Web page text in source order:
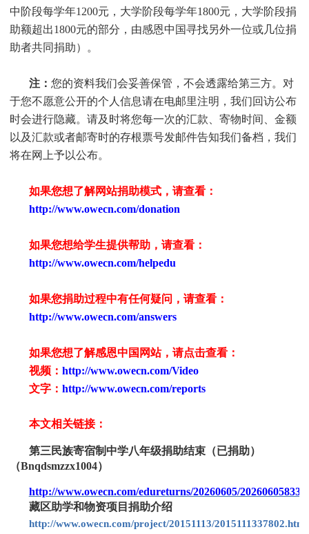
中阶段每学年1200元，大学阶段每学年1800元，大学阶段捐
助额超出1800元的部分，由感恩中国寻找另外一位或几位捐
助者共同捐助）。
注： 您的资料我们会妥善保管，不会透露给第三方。对
于您不愿意公开的个人信息请在电邮里注明，我们回访公布
时会进行隐藏。请及时将您每一次的汇款、寄物时间、金额
以及汇款或者邮寄时的存根票号发邮件告知我们备档，我们
将在网上予以公布。
如果您想了解网站捐助模式，请查看：
http://www.owecn.com/donation
如果您想给学生提供帮助，请查看：
http://www.owecn.com/helpedu
如果您捐助过程中有任何疑问，请查看：
http://www.owecn.com/answers
如果您想了解感恩中国网站，请点击查看：
视频： http://www.owecn.com/Video
文字： http://www.owecn.com/reports
本文相关链接：
第三民族寄宿制中学八年级捐助结束（已捐助）
（Bnqdsmzzx1004）
http://www.owecn.com/edureturns/20260605/
藏区助学和物资项目捐助介绍
http://www.owecn.com/project/20151113/2015111337802.html